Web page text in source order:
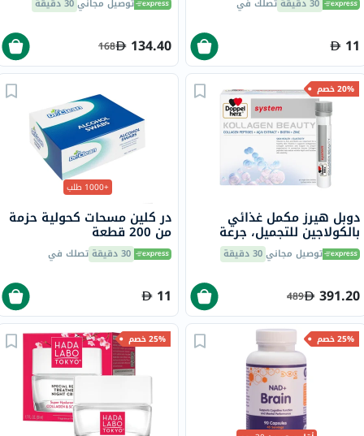
30 دقيقة تصلك في
11
من حمض إيكوسابنتينويك
توصيل مجاني30 دقيقة
134.40
168
20% خصم
دوبل هيرز مكمل غذائي
بالكولاجين للتجميل، جرعة
واحدة في قارورة قابلة
للشرب، حزمة من 30
توصيل مجاني30 دقيقة
391.20
489
+1000 طلب
در كلين مسحات كحولية حزمة
من 200 قطعة
30 دقيقة تصلك في
11
25% خصم 25% خصم